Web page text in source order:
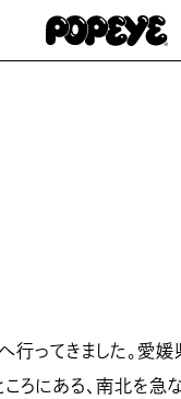
ってきました。愛
ろにある、南北を急